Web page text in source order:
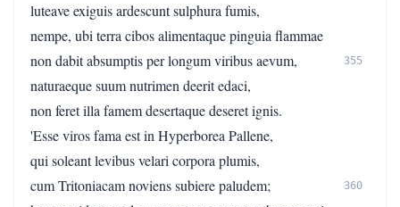
luteave exiguis ardescunt sulphura fumis,
nempe, ubi terra cibos alimentaque pinguia flammae
non dabit absumptis per longum viribus aevum,
355
naturaeque suum nutrimen deerit edaci,
non feret illa famem desertaque deseret ignis.
'Esse viros fama est in Hyperborea Pallene,
qui soleant levibus velari corpora plumis,
cum Tritoniacam noviens subiere paludem;
360